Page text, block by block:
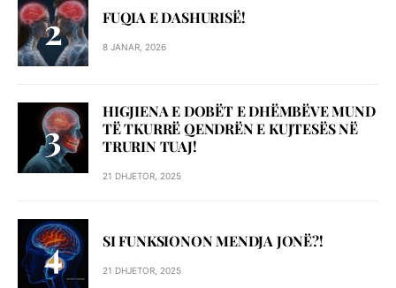
FUQIA E DASHURISË!
8 JANAR, 2026
HIGJIENA E DOBËT E DHËMBËVE MUND
TË TKURRË QENDRËN E KUJTESËS NË
TRURIN TUAJ!
21 DHJETOR, 2025
SI FUNKSIONON MENDJA JONË?!
21 DHJETOR, 2025